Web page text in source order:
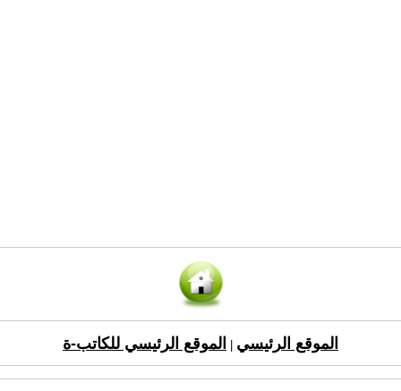
الموقع الرئيسي الموقع الرئيسي للكاتب-ة